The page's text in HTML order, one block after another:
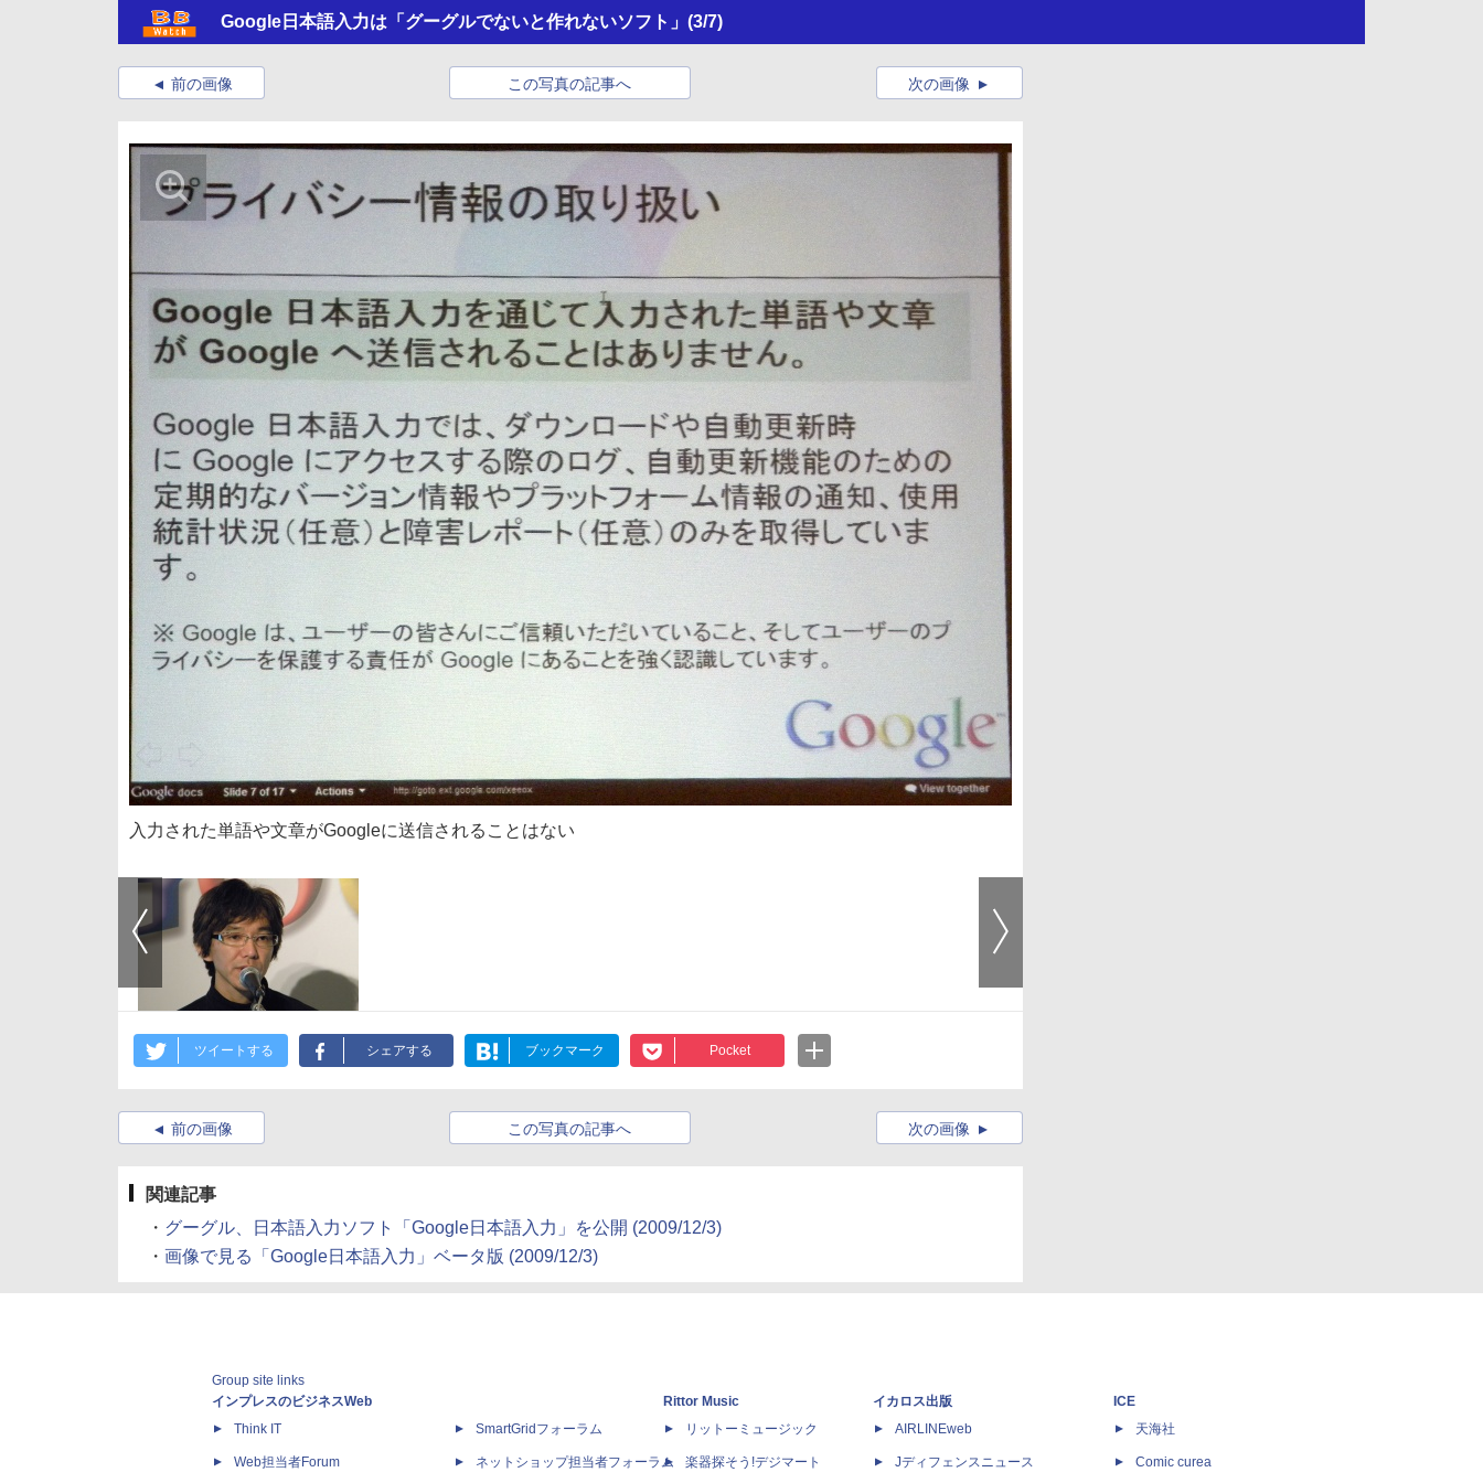
Google日本語入力は「グーグルでないと作れないソフト」 (3/7)
前の画像 この写真の記事へ 次の画像
入力された単語や文章がGoogleに送信されることはない
ツイートする シェアする ブックマーク Pocket
前の画像 この写真の記事へ 次の画像
関連記事
・ グーグル、日本語入力ソフト「Google日本語入力」を公開 (2009/12/3)
・ 画像で見る「Google日本語入力」ベータ版 (2009/12/3)
Group site links
インプレスのビジネスWeb
Think IT
Web担当者Forum
SmartGridフォーラム
ネットショップ担当者フォーラム
Rittor Music
リットーミュージック
楽器探そう!デジマート
イカロス出版
AIRLINEweb
Jディフェンスニュース
ICE
天海社
Comic curea